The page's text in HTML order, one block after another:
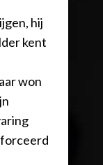
hij
kent
won